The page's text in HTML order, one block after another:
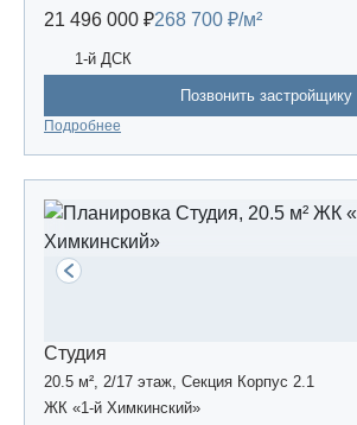
21 496 000 ₽268 700 ₽/м²
1-й ДСК
Позвонить застройщику
Подробнее
Студия
20.5 м², 2/17 этаж, Секция Корпус 2.1
ЖК «1-й Химкинский»